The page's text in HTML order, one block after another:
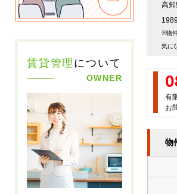
高
※物
気に
有
お
物
賃貸管理 について
OWNER